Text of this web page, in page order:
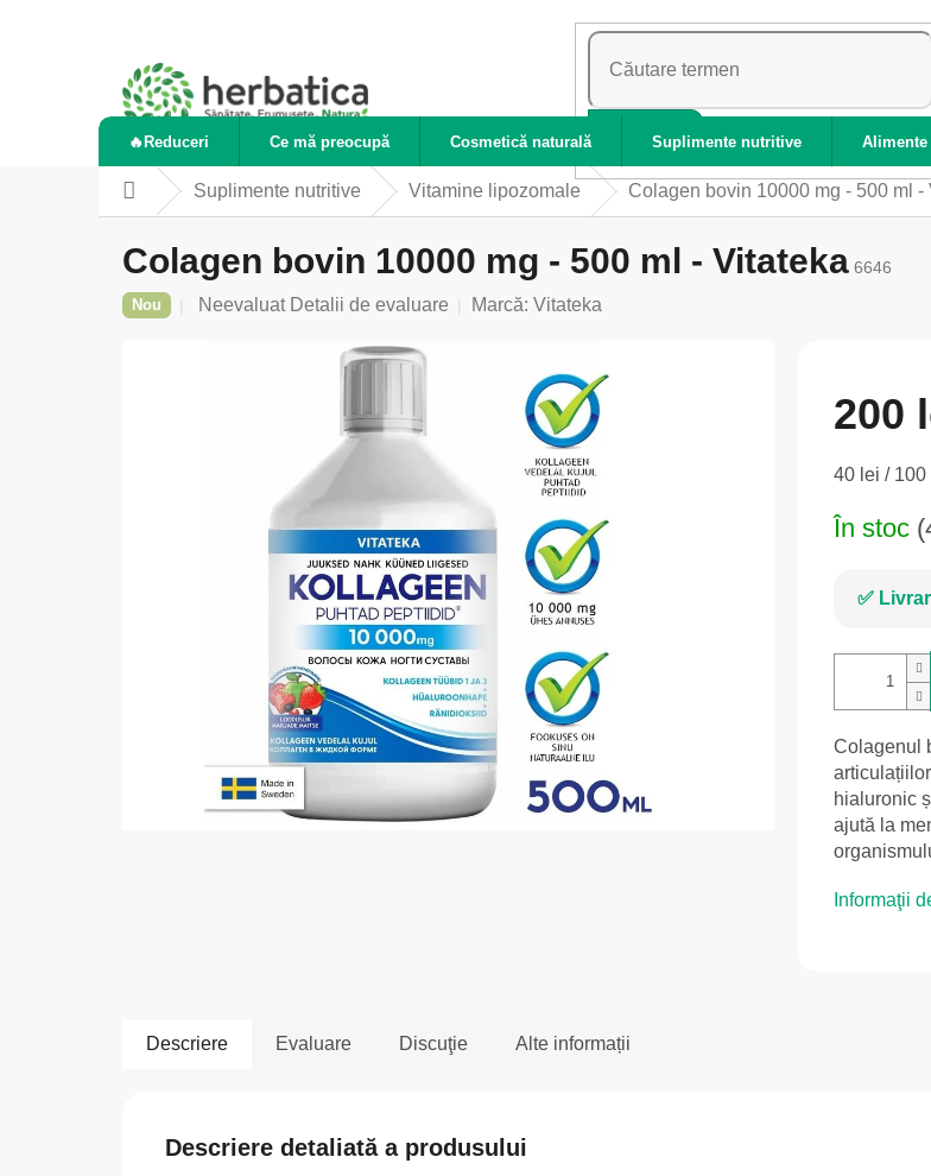
CĂUTARE
🔥Reduceri Ce mă preocupă Cosmetică naturală Suplimente nutritive
AcasăSuplimente nutritive Vitamine lipozomale Colagen bovin 10000 mg - 500 ml -
Colagen bovin 10000 mg - 500 ml - Vitateka 6646
Nou
Evaluarea
Neevaluat Detalii de evaluare Marcă: Vitateka
200
Evaluare
40 lei / 100
În stoc
Colagenul
hialuronic
ajută la
Informaţii
Descriere Evaluare Discuţie Alte informații
Descriere detaliată a produsului